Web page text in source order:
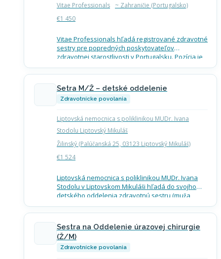
Vitae Professionals
~ Zahraničie (Portugalsko)
€1 450
Vitae Professionals hľadá registrované zdravotné
sestry pre popredných poskytovateľov
zdravotnej starostlivosti v Portugalsku. Pozícia je
vhodná pre sestry, ktoré chcú profesijne rásť v
podpornom a dynamickom pracovnom prostredí.
Čo ponuka…
Setra M/Ž – detské oddelenie
Zdravotnícke povolania
Liptovská nemocnica s poliklinikou MUDr. Ivana
Stodolu Liptovský Mikuláš
Žilinský (Palúčanská 25, 03123 Liptovský Mikuláš)
€1 524
Liptovská nemocnica s poliklinikou MUDr. Ivana
Stodolu v Liptovskom Mikuláši hľadá do svojho
detského oddelenia zdravotnú sestru (muža
alebo ženu) na pracovný pomer na neurčitý čas.
Náplň práce Samostatné poskytovanie…
Sestra na Oddelenie úrazovej chirurgie
(Ž/M)
Zdravotnícke povolania